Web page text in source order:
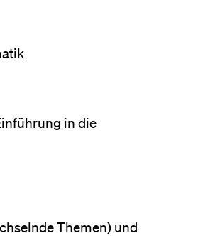
in die
Themen) und